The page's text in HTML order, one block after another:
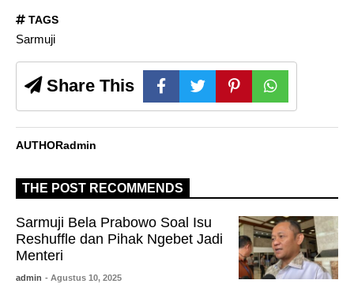
TAGS
Sarmuji
Share This
AUTHORadmin
THE POST RECOMMENDS
Sarmuji Bela Prabowo Soal Isu
Reshuffle dan Pihak Ngebet Jadi
Menteri
admin - Agustus 10, 2025